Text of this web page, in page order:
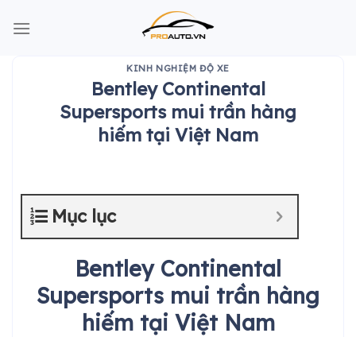
KINH NGHIỆM ĐỘ XE
Bentley Continental
Supersports mui trần hàng
hiếm tại Việt Nam
Mục lục
Bentley Continental
Supersports mui trần hàng
hiếm tại Việt Nam